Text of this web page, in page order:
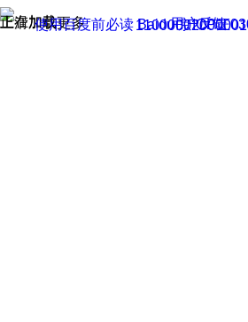
正在加载
上滑加载更多 用户反馈
使用百度前必读 Baidu 京ICP证
京公网安备